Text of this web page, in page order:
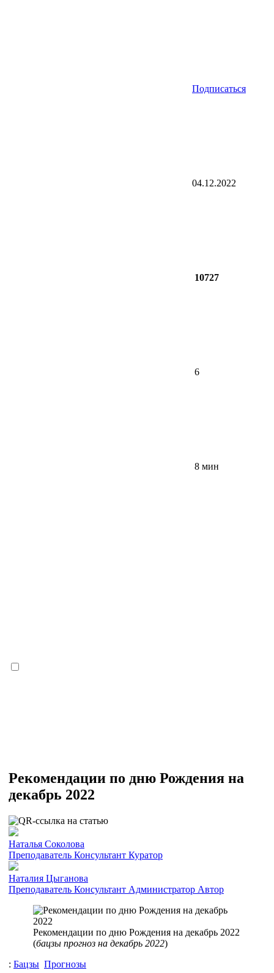
Подписаться
04.12.2022
10727
6
8 мин
Рекомендации по дню Рождения на
декабрь 2022
Наталья Соколова
Преподаватель Консультант Куратор
Наталия Цыганова
Преподаватель Консультант Администратор Автор
Рекомендации по дню Рождения на декабрь 2022
(бацзы прогноз на декабрь 2022)
: Бацзы Прогнозы